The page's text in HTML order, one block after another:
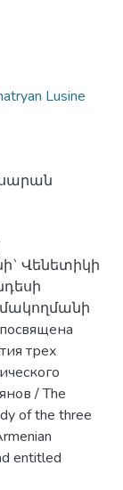
Lusine
Վենետիկի
трех
/ The
of the three
entitled